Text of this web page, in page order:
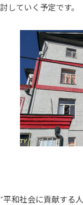
討していく予定です。
“平和社会に貢献する